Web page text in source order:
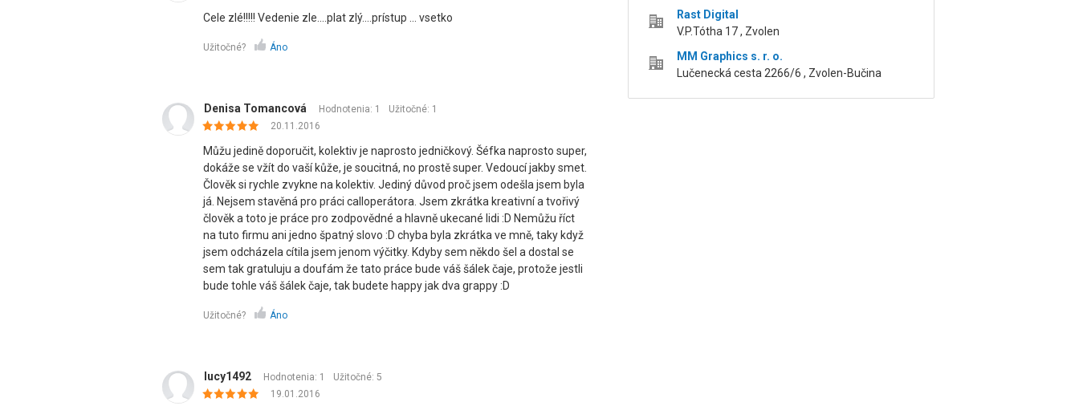
Cele zlé!!!!! Vedenie zle....plat zlý....prístup ... vsetko
Užitočné? Áno
Denisa Tomancová Hodnotenia: 1 Užitočné: 1
20.11.2016
Můžu jedině doporučit, kolektiv je naprosto jedničkový. Šéfka naprosto super,
dokáže se vžít do vaší kůže, je soucitná, no prostě super. Vedoucí jakby smet.
Člověk si rychle zvykne na kolektiv. Jediný důvod proč jsem odešla jsem byla
já. Nejsem stavěná pro práci calloperátora. Jsem zkrátka kreativní a tvořivý
člověk a toto je práce pro zodpovědné a hlavně ukecané lidi :D Nemůžu říct
na tuto firmu ani jedno špatný slovo :D chyba byla zkrátka ve mně, taky když
jsem odcházela cítila jsem jenom výčitky. Kdyby sem někdo šel a dostal se
sem tak gratuluju a doufám že tato práce bude váš šálek čaje, protože jestli
bude tohle váš šálek čaje, tak budete happy jak dva grappy :D
Užitočné? Áno
lucy1492 Hodnotenia: 1 Užitočné: 5
19.01.2016
Rast Digital
V.P.Tótha 17 , Zvolen
MM Graphics s. r. o.
Lučenecká cesta 2266/6 , Zvolen-Bučina